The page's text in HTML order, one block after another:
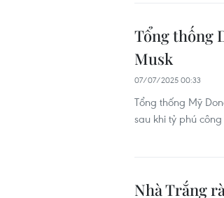
Tổng thống
Musk
07/07/2025 00:33
Tổng thống Mỹ
sau khi tỷ phú
Nhà Trắng